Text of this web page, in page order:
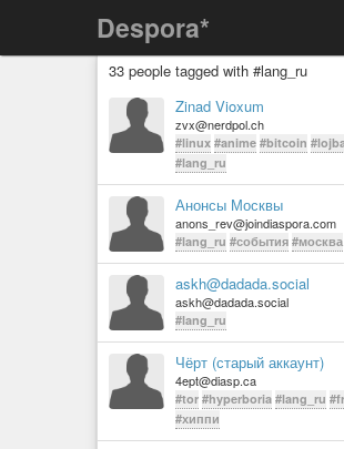
Despora*
33 people tagged with #lang_ru
Zinad Vioxum
zvx@nerdpol.ch
#linux #anime #bitcoin
#lang_ru
Анонсы Москвы
anons_rev@joindiaspora.com
#lang_ru #события #москва
askh@dadada.social
askh@dadada.social
#lang_ru
Чёрт (старый аккаунт)
4ept@diasp.ca
#tor #hyperboria #lang_ru
#хиппи